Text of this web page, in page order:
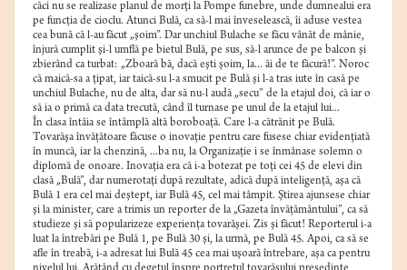
căci nu se realizase planul de morţi la Pompe funebre, unde dumnealui era
pe funcţia de cioclu. Atunci Bulă, ca să-l mai înveselească, îi aduse vestea
cea bună că l-au făcut „şoim”. Dar unchiul Bulache se făcu vânăt de mânie,
înjură cumplit şi-l umflă pe bietul Bulă, pe sus, să-l arunce de pe balcon şi
zbierând ca turbat: „Zboară bă, dacă eşti şoim, la... ăi de te făcură!”. Noroc
că maică-sa a ţipat, iar taică-su l-a smucit pe Bulă şi l-a tras iute în casă pe
unchiul Bulache, nu de alta, dar să nu-l audă „secu” de la etajul doi, că iar o
să ia o primă ca data trecută, când îl turnase pe unul de la etajul lui...
În clasa întâia se întâmplă altă boroboaţă. Care l-a cătrănit pe Bulă.
Tovarăşa învăţătoare făcuse o inovaţie pentru care fusese chiar evidenţiată
în muncă, iar la chenzină, ...ba nu, la Organizaţie i se înmânase solemn o
diplomă de onoare. Inovaţia era că i-a botezat pe toţi cei 45 de elevi din
clasă „Bulă”, dar numerotaţi după rezultate, adică după inteligenţă, aşa că
Bulă 1 era cel mai deştept, iar Bulă 45, cel mai tâmpit. Ştirea ajunsese chiar
şi la minister, care a trimis un reporter de la „Gazeta învăţământului”, ca să
studieze şi să popularizeze experienţa tovarăşei. Zis şi făcut! Reporterul i-a
luat la întrebări pe Bulă 1, pe Bulă 30 şi, la urmă, pe Bulă 45. Apoi, ca să se
afle în treabă, i-a adresat lui Bulă 45 cea mai uşoară întrebare, aşa ca pentru